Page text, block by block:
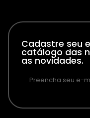
Cadastre seu
catálogo das
as novidades.